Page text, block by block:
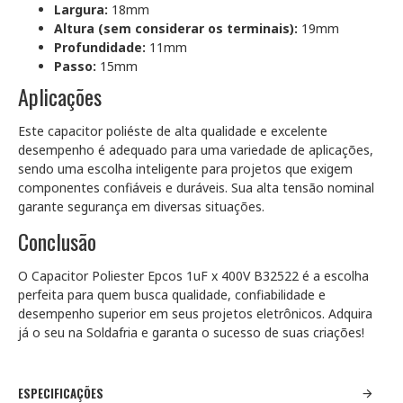
Largura: 18mm
Altura (sem considerar os terminais): 19mm
Profundidade: 11mm
Passo: 15mm
Aplicações
Este capacitor poliéste de alta qualidade e excelente
desempenho é adequado para uma variedade de aplicações,
sendo uma escolha inteligente para projetos que exigem
componentes confiáveis e duráveis. Sua alta tensão nominal
garante segurança em diversas situações.
Conclusão
O Capacitor Poliester Epcos 1uF x 400V B32522 é a escolha
perfeita para quem busca qualidade, confiabilidade e
desempenho superior em seus projetos eletrônicos. Adquira
já o seu na Soldafria e garanta o sucesso de suas criações!
ESPECIFICAÇÕES